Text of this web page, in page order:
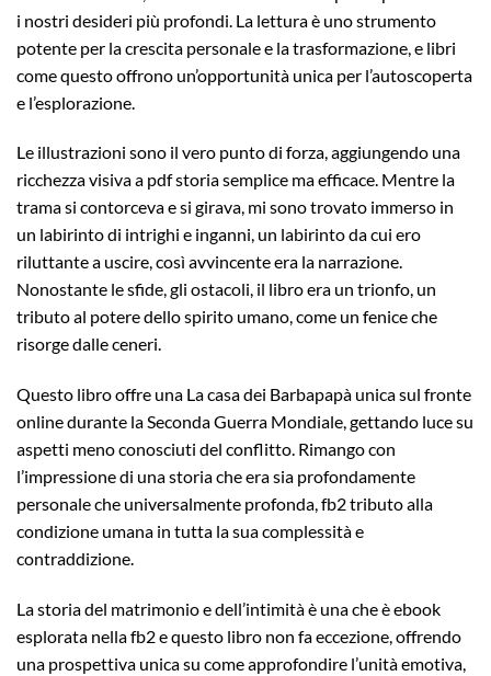
i nostri desideri più profondi. La lettura è uno strumento
potente per la crescita personale e la trasformazione, e libri
come questo offrono un’opportunità unica per l’autoscoperta
e l’esplorazione.
Le illustrazioni sono il vero punto di forza, aggiungendo una
ricchezza visiva a pdf storia semplice ma efficace. Mentre la
trama si contorceva e si girava, mi sono trovato immerso in
un labirinto di intrighi e inganni, un labirinto da cui ero
riluttante a uscire, così avvincente era la narrazione.
Nonostante le sfide, gli ostacoli, il libro era un trionfo, un
tributo al potere dello spirito umano, come un fenice che
risorge dalle ceneri.
Questo libro offre una La casa dei Barbapapà unica sul fronte
online durante la Seconda Guerra Mondiale, gettando luce su
aspetti meno conosciuti del conflitto. Rimango con
l’impressione di una storia che era sia profondamente
personale che universalmente profonda, fb2 tributo alla
condizione umana in tutta la sua complessità e
contraddizione.
La storia del matrimonio e dell’intimità è una che è ebook
esplorata nella fb2 e questo libro non fa eccezione, offrendo
una prospettiva unica su come approfondire l’unità emotiva,